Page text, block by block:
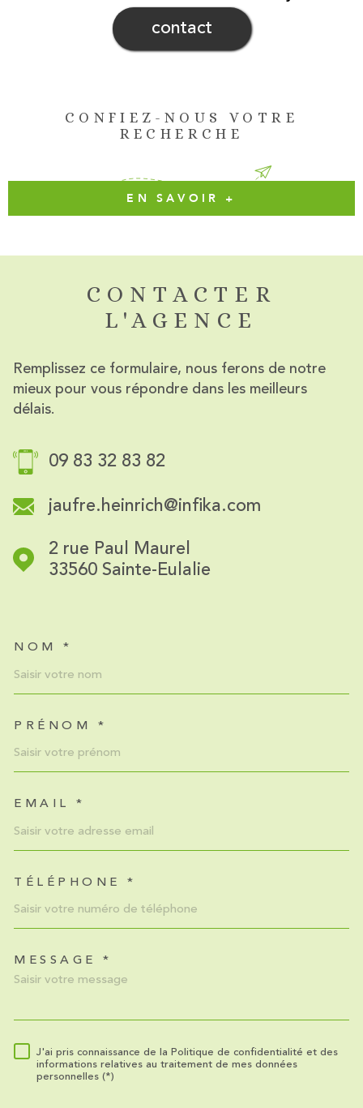
contact
CONFIEZ-NOUS VOTRE
RECHERCHE
EN SAVOIR +
CONTACTER
L'AGENCE
Remplissez ce formulaire, nous ferons de notre
mieux pour vous répondre dans les meilleurs
délais.
09 83 32 83 82
jaufre.heinrich@infika.com
2 rue Paul Maurel
33560
Sainte-Eulalie
NOM *
PRÉNOM *
EMAIL *
TÉLÉPHONE *
MESSAGE *
RÈGLEMENTATION
J'ai pris connaissance de la Politique de confidentialité et des
informations relatives au traitement de mes données
personnelles (*)